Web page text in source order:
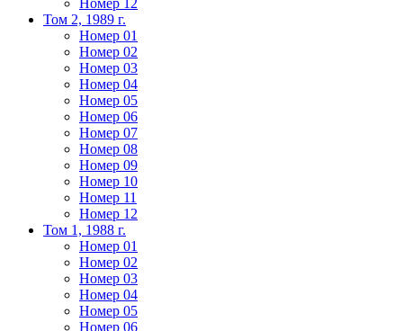
Номер 12
Том 2, 1989 г.
Номер 01
Номер 02
Номер 03
Номер 04
Номер 05
Номер 06
Номер 07
Номер 08
Номер 09
Номер 10
Номер 11
Номер 12
Том 1, 1988 г.
Номер 01
Номер 02
Номер 03
Номер 04
Номер 05
Номер 06